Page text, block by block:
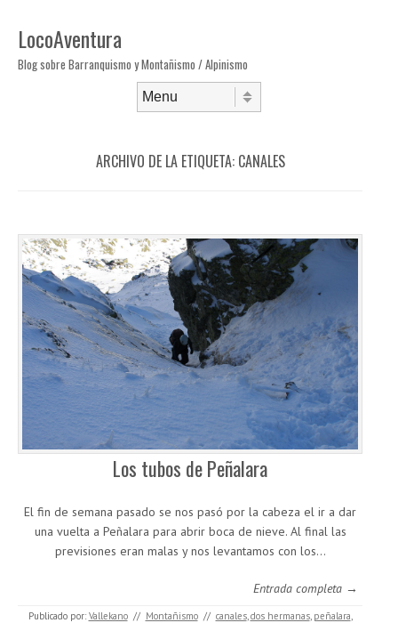
LocoAventura
Blog sobre Barranquismo y Montañismo / Alpinismo
ARCHIVO DE LA ETIQUETA: CANALES
Los tubos de Peñalara
El fin de semana pasado se nos pasó por la cabeza el ir a dar
una vuelta a Peñalara para abrir boca de nieve. Al final las
previsiones eran malas y nos levantamos con los…
Entrada completa →
Publicado por: Vallekano // Montañismo // canales, dos hermanas, peñalara